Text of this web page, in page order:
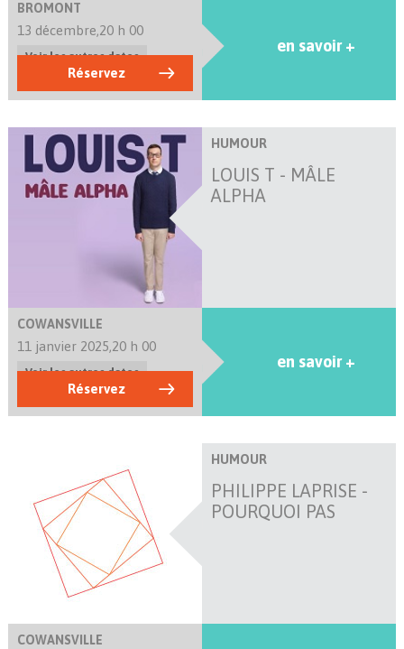
BROMONT
13 décembre,20 h 00
Voir les autres dates
Réservez
en savoir +
HUMOUR
LOUIS T - MÂLE
ALPHA
COWANSVILLE
11 janvier 2025,20 h 00
Voir les autres dates
Réservez
en savoir +
HUMOUR
PHILIPPE LAPRISE -
POURQUOI PAS
COWANSVILLE